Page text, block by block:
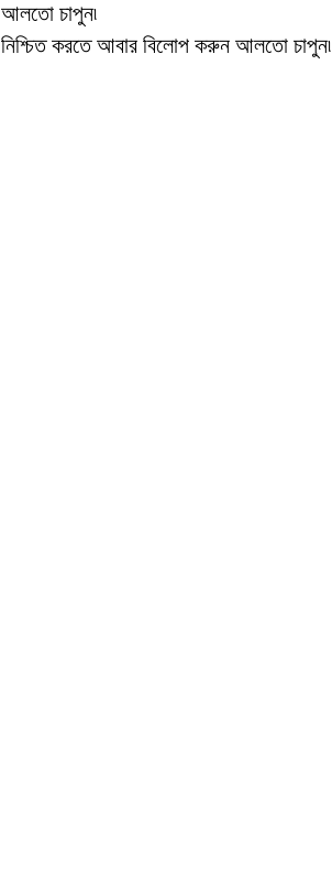
আলতো চাপুন৷
নিশ্চিত করতে আবার বিলোপ করুন আলতো চাপুন৷